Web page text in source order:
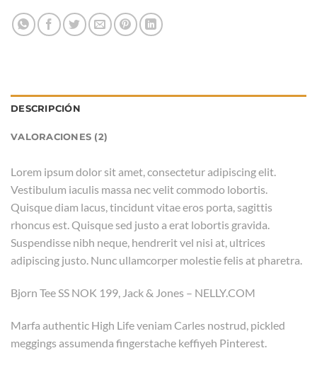
DESCRIPCIÓN
VALORACIONES (2)
Lorem ipsum dolor sit amet, consectetur adipiscing elit.
Vestibulum iaculis massa nec velit commodo lobortis.
Quisque diam lacus, tincidunt vitae eros porta, sagittis
rhoncus est. Quisque sed justo a erat lobortis gravida.
Suspendisse nibh neque, hendrerit vel nisi at, ultrices
adipiscing justo. Nunc ullamcorper molestie felis at pharetra.
Bjorn Tee SS NOK 199, Jack & Jones – NELLY.COM
Marfa authentic High Life veniam Carles nostrud, pickled
meggings assumenda fingerstache keffiyeh Pinterest.